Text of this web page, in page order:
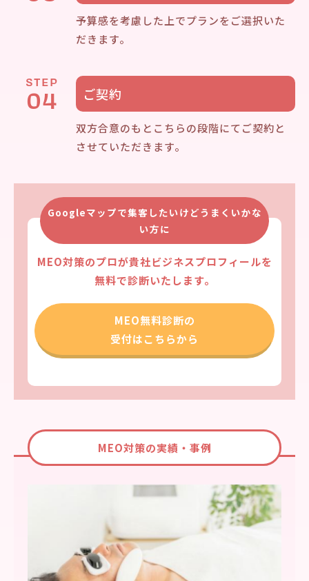
予算感を考慮した上でプランをご選択いた
だきます。
STEP
04 ご契約
双方合意のもとこちらの段階にてご契約と
させていただきます。
Googleマップで集客したいけどうまくいかな
い方に
MEO対策のプロが貴社ビジネスプロフィールを
無料で診断いたします。
MEO無料診断の
受付はこちらから
MEO対策の実績・事例